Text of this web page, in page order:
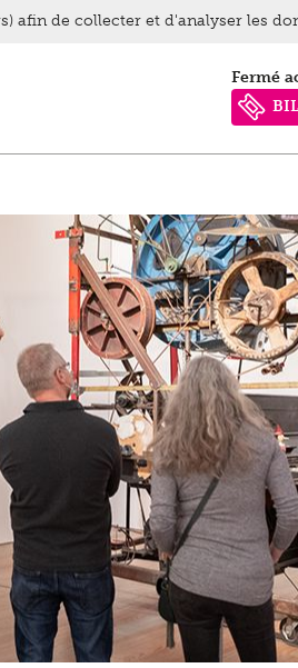
Fermé
afin de collecter et d'analyser les